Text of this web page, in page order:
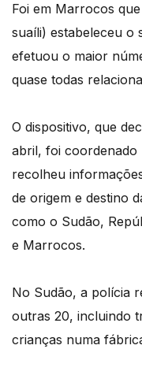
Foi em Marrocos
suaíli) estabeleceu o
efetuou o maior
quase todas
O dispositivo, que
abril, foi coordenado
recolheu
de origem e destino
como o Sudão,
e Marrocos.
No Sudão, a polícia
outras 20, incluindo
crianças numa